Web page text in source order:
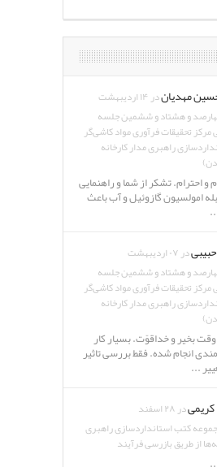
مهدیاندر ۱۴ اردیبهشت
و هشتاد و ششمین جلسه
مرکز تحقیقات فرآوری مواد کاشی‌گر
راهبری مدار کارخانه
و احترام. تشکر از شما و راهنمایی
امولسیون گازوئیل و آب باعث
در ۰۷ اردیبهشت
و هشتاد و ششمین جلسه
مرکز تحقیقات فرآوری مواد کاشی‌گر
راهبری مدار کارخانه
بخیر و خداقوّت. بسیار کار
انجام شده. فقط بررسی تاثیر
...
کریمیدر ۲۸ اسفند
کتب استانداردسازی راهبری
از طریق بازرسی فرآیند